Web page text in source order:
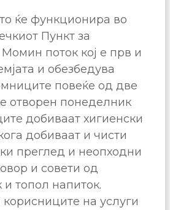
ќе функционира во
Пункт за
поток кој е прв и
и обезбедува
повеќе од две
отворен понеделник
добиваат хигиенски
добиваат и чисти
преглед и неопходни
и совети од
и топол напиток.
на услуги